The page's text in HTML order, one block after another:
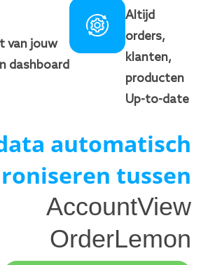
van jouw
dashboard
Altijd
orders,
klanten,
producten
Up-to-date
automatisch
tussen
AccountView
OrderLemon